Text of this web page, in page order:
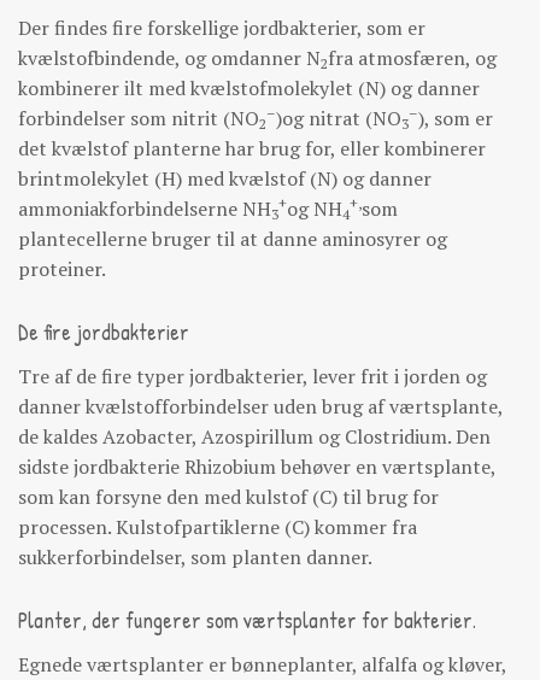
Der findes fire forskellige jordbakterier, som er
kvælstofbindende, og omdanner N2fra atmosfæren, og
kombinerer ilt med kvælstofmolekylet (N) og danner
forbindelser som nitrit (NO2
–)og nitrat (NO3
–), som er
det kvælstof planterne har brug for, eller kombinerer
brintmolekylet (H) med kvælstof (N) og danner
ammoniakforbindelserne NH3
+og NH4
+,som
plantecellerne bruger til at danne aminosyrer og
proteiner.
De fire jordbakterier
Tre af de fire typer jordbakterier, lever frit i jorden og
danner kvælstofforbindelser uden brug af værtsplante,
de kaldes Azobacter, Azospirillum og Clostridium. Den
sidste jordbakterie Rhizobium behøver en værtsplante,
som kan forsyne den med kulstof (C) til brug for
processen. Kulstofpartiklerne (C) kommer fra
sukkerforbindelser, som planten danner.
Planter, der fungerer som værtsplanter for bakterier.
Egnede værtsplanter er bønneplanter, alfalfa og kløver,